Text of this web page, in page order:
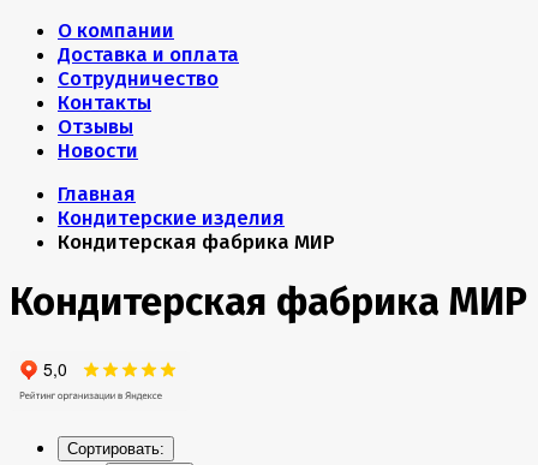
О компании
Доставка и оплата
Сотрудничество
Контакты
Отзывы
Новости
Главная
Кондитерские изделия
Кондитерская фабрика МИР
Кондитерская фабрика МИР
Сортировать: